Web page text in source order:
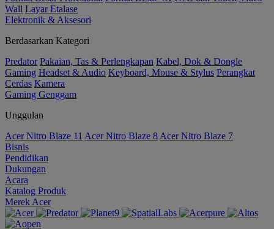
Wall Layar Etalase
Elektronik & Aksesori
Berdasarkan Kategori
Predator Pakaian, Tas & Perlengkapan Kabel, Dok & Dongle
Gaming Headset & Audio Keyboard, Mouse & Stylus Perangkat
Cerdas Kamera
Gaming Genggam
Unggulan
Acer Nitro Blaze 11 Acer Nitro Blaze 8 Acer Nitro Blaze 7
Bisnis
Pendidikan
Dukungan
Acara
Katalog Produk
Merek Acer